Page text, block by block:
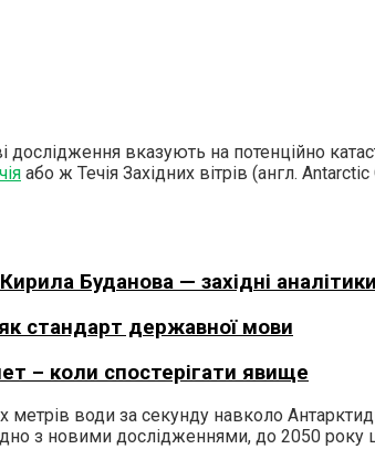
вказують на потенційно
або ж Течія Західних вітрів (англ.
Буданова — західні аналітики
стандарт державної мови
– коли спостерігати явище
метрів води за секунду навколо
з новими дослідженнями, до 2050